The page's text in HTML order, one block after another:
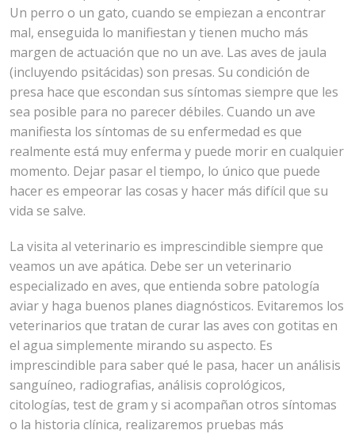
Un perro o un gato, cuando se empiezan a encontrar
mal, enseguida lo manifiestan y tienen mucho más
margen de actuación que no un ave. Las aves de jaula
(incluyendo psitácidas) son presas. Su condición de
presa hace que escondan sus síntomas siempre que les
sea posible para no parecer débiles. Cuando un ave
manifiesta los síntomas de su enfermedad es que
realmente está muy enferma y puede morir en cualquier
momento. Dejar pasar el tiempo, lo único que puede
hacer es empeorar las cosas y hacer más difícil que su
vida se salve.
La visita al veterinario es imprescindible siempre que
veamos un ave apática. Debe ser un veterinario
especializado en aves, que entienda sobre patología
aviar y haga buenos planes diagnósticos. Evitaremos los
veterinarios que tratan de curar las aves con gotitas en
el agua simplemente mirando su aspecto. Es
imprescindible para saber qué le pasa, hacer un análisis
sanguíneo, radiografias, análisis coprológicos,
citologías, test de gram y si acompañan otros síntomas
o la historia clínica, realizaremos pruebas más